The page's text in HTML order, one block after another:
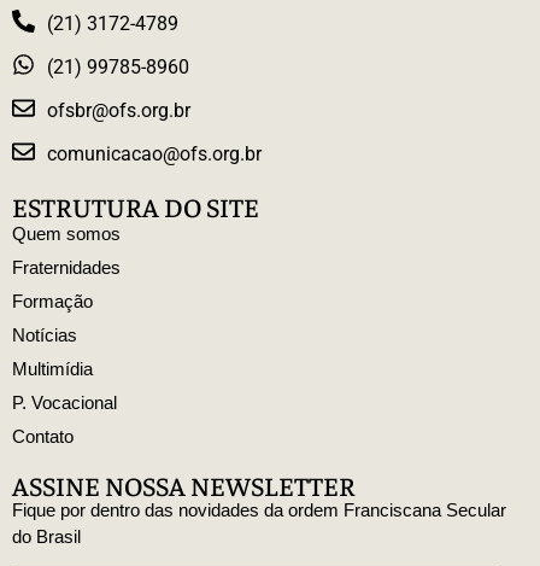
(21) 3172-4789
(21) 99785-8960
ofsbr@ofs.org.br
comunicacao@ofs.org.br
ESTRUTURA DO SITE
Quem somos
Fraternidades
Formação
Notícias
Multimídia
P. Vocacional
Contato
ASSINE NOSSA NEWSLETTER
Fique por dentro das novidades da ordem Franciscana Secular
do Brasil